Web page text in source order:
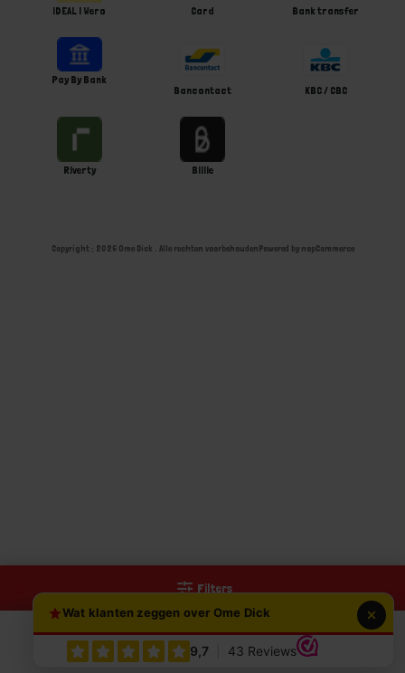
0
Filters
iDEAL | Wero Card Bank transfer
Pay By Bank
Bancontact
KBC / CBC
Riverty Billie
Copyright ; 2026 Ome Dick . Alle rechten voorbehoudenPowered by nopCommerce
Wat klanten zeggen over Ome Dick